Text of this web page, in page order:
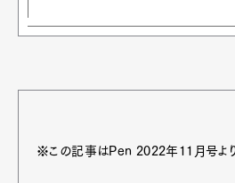
※この記事はPen 2022年11月号より